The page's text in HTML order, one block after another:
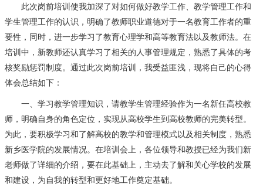
此次岗前培训使我加深了对如何做好教学工作、教学管理工作和
学生管理工作的认识，明确了教师职业道德对于一名教育工作者的重
要性，同时，进一步学习了教育心理学和高等教育法以及教师法。在
培训中，新教师还认真学习了相关的人事管理规定，熟悉了具体的考
核奖励惩罚制度。通过此次岗前培训，我受益匪浅，现将自己的心得
体会总结如下：
一、学习教学管理知识，请教学生管理经验作为一名新任高校教
师，明确自身的角色定位，实现从高校学生到高校教师的完美转型。
为此，要积极学习和了解高校的教学和管理模式以及相关制度，熟悉
新乡医学院的发展情况。在培训会上，各位领导和教授已经为我们新
老师做了详细的介绍，要在此基础上，主动去了解和关心学校的发展
和建设，为自我的转型和更好地工作奠定基础。